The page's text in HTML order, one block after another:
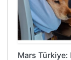
Mars Türkiye: